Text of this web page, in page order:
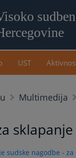
UST
Multimedija
sudske nagodbe - za